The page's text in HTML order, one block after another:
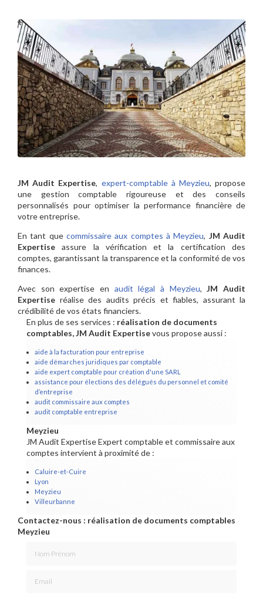
JM Audit Expertise, expert-comptable à Meyzieu, propose
une gestion comptable rigoureuse et des conseils
personnalisés pour optimiser la performance financière de
votre entreprise.
En tant que commissaire aux comptes à Meyzieu, JM Audit
Expertise assure la vérification et la certification des
comptes, garantissant la transparence et la conformité de vos
finances.
Avec son expertise en audit légal à Meyzieu,JM Audit
Expertise réalise des audits précis et fiables, assurant la
crédibilité de vos états financiers.
En plus de ses services : réalisation de documents
comptables, JM Audit Expertisevous propose aussi :
aide à la facturation pour entreprise
aide démarches juridiques par comptable
aide expert comptable pour création d'une SARL
assistance pour élections des délégués du personnel et comité
d’entreprise
audit commissaire aux comptes
audit comptable entreprise
Meyzieu
JM Audit Expertise Expert comptable et commissaire aux
comptes intervient à proximité de :
Caluire-et-Cuire
Lyon
Meyzieu
Villeurbanne
Contactez-nous : réalisation de documents comptables
Meyzieu